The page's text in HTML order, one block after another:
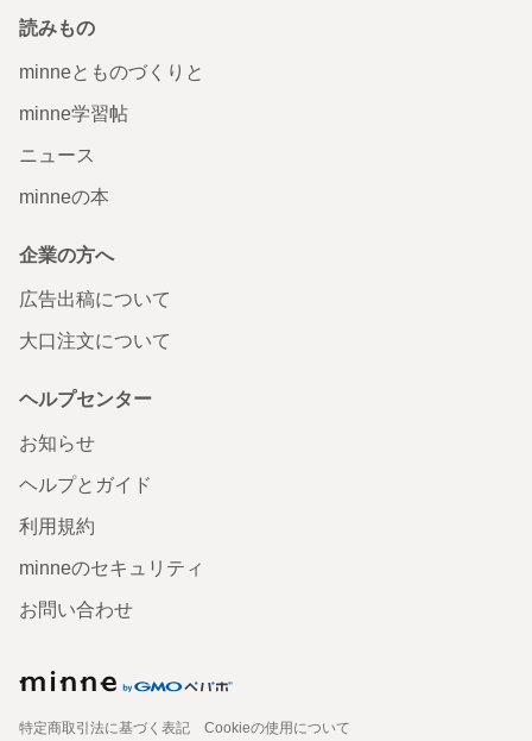
読みもの
minneとものづくりと
minne学習帖
ニュース
minneの本
企業の方へ
広告出稿について
大口注文について
ヘルプセンター
お知らせ
ヘルプとガイド
利用規約
minneのセキュリティ
お問い合わせ
特定商取引法に基づく表記
Cookieの使用について